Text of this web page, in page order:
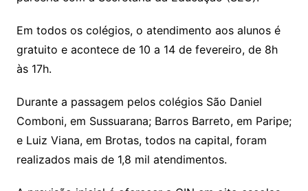
Em todos os colégios, o atendimento aos alunos é
gratuito e acontece de 10 a 14 de fevereiro, de 8h
às 17h.
Durante a passagem pelos colégios São Daniel
Comboni, em Sussuarana; Barros Barreto, em Paripe;
e Luiz Viana, em Brotas, todos na capital, foram
realizados mais de 1,8 mil atendimentos.